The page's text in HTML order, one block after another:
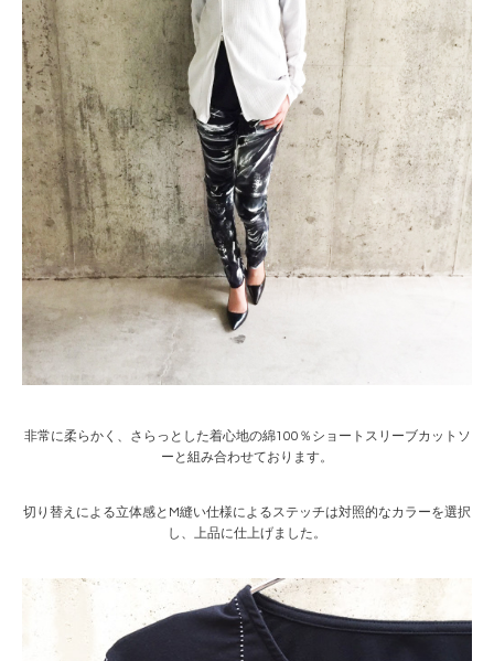
非常に柔らかく、さらっとした着心地の綿100％ショートスリーブカットソ
ーと組み合わせております。
切り替えによる立体感とM縫い仕様によるステッチは対照的なカラーを選択
し、上品に仕上げました。